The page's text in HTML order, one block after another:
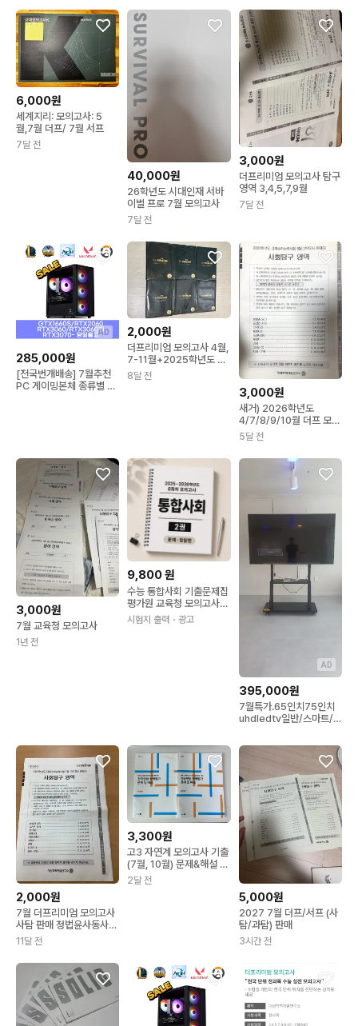
6,000원
세계지리: 모의고사: 5
월,7월 더프/ 7월 서프
7달 전
40,000원
26학년도 시대인재 서바
이벌 프로 7월 모의고사
7달 전
3,000원
더프리미엄 모의고사 탐구
영역 3,4,5,7,9월
7달 전
AD
285,000원
[전국번개배송] 7월추천
PC 게이밍본체 종류별 판
2,000원
더프리미엄 모의고사 4월,
7-11월+2025학년도 9
평 과탐 시험지
8달 전
3,000원
새거) 2026학년도
4/7/8/9/10월 더프 모의
고사 탐구
5달 전
3,000원
7월 교육청 모의고사
1년 전
9,800원
수능 통합사회 기출문제집
평가원 교육청 모의고사
통사 책 제본
시험지 출력 ・광고
AD
395,000원
7월특가.65인치75인치
uhdledtv일반/스마트/구
2,000원
7월 더프리미엄 모의고사
사탐 판매 정법윤사동사세
사세지 7덮
11달 전
3,300원
고3 자연계 모의고사 기출
(7월, 10월) 문제&해설 모
음 2권 일괄
2달 전
5,000원
2027 7월 더프/서프 (사
탐/과탐) 판매
3시간 전